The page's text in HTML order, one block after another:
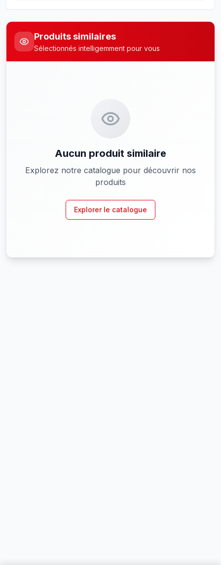
Produits similaires
Sélectionnés intelligemment pour vous
Aucun produit similaire
Explorez notre catalogue pour découvrir nos
produits
Explorer le catalogue